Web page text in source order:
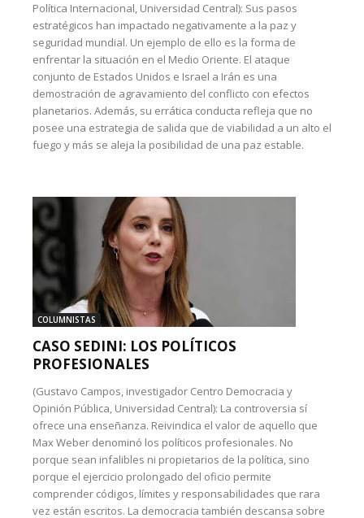
Política Internacional, Universidad Central): Sus pasos
estratégicos han impactado negativamente a la paz y
seguridad mundial. Un ejemplo de ello es la forma de
enfrentar la situación en el Medio Oriente. El ataque
conjunto de Estados Unidos e Israel a Irán es una
demostración de agravamiento del conflicto con efectos
planetarios. Además, su errática conducta refleja que no
posee una estrategia de salida que de viabilidad a un alto el
fuego y más se aleja la posibilidad de una paz estable.
COLUMNISTAS
CASO SEDINI: LOS POLÍTICOS
PROFESIONALES
(Gustavo Campos, investigador Centro Democracia y
Opinión Pública, Universidad Central): La controversia sí
ofrece una enseñanza. Reivindica el valor de aquello que
Max Weber denominó los políticos profesionales. No
porque sean infalibles ni propietarios de la política, sino
porque el ejercicio prolongado del oficio permite
comprender códigos, límites y responsabilidades que rara
vez están escritos. La democracia también descansa sobre